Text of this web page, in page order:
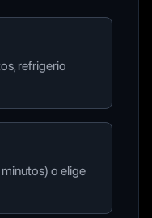
refrigerio
o elige